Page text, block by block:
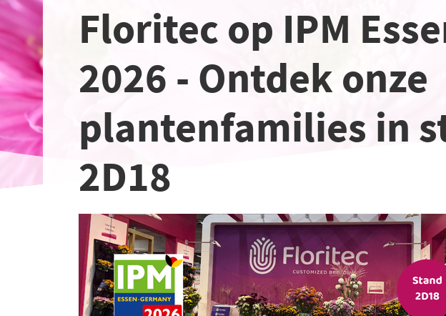
Floritec op IPM
2026 - Ontdek onze
plantenfamilies in
2D18